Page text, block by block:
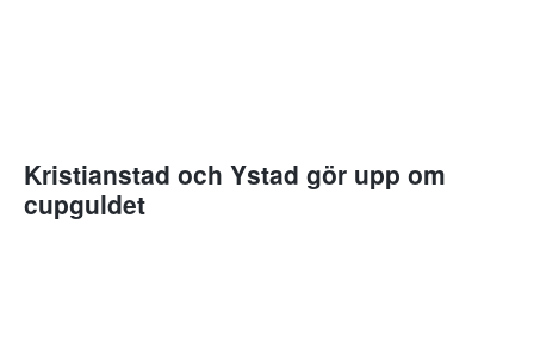
Kristianstad och Ystad gör upp om
cupguldet